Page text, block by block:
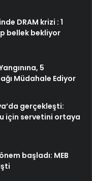
DRAM krizi : 1
bellek bekliyor
5
Müdahale Ediyor
gerçekleşti:
için servetini ortaya
başladı: MEB